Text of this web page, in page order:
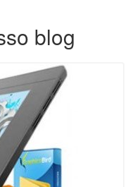
blog